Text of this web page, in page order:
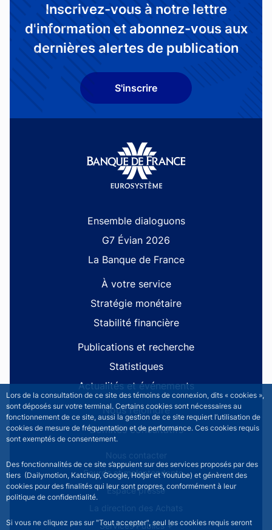
Lors de la consultation de ce site des témoins de connexion, dits « cookies »,
sont déposés sur votre terminal. Certains cookies sont nécessaires au
fonctionnement de ce site, aussi la gestion de ce site requiert l’utilisation de
cookies de mesure de fréquentation et de performance. Ces cookies requis
sont exemptés de consentement.
Des fonctionnalités de ce site s’appuient sur des services proposés par des
tiers (Dailymotion, Katchup, Google, Hotjar et Youtube) et génèrent des
cookies pour des finalités qui leur sont propres, conformément à leur
politique de confidentialité.
Si vous ne cliquez pas sur "Tout accepter", seul les cookies requis seront
Inscrivez-vous à notre lettre
d'information et abonnez-vous aux
dernières alertes de publication
S'inscrire
Site navigationEnsemble dialoguons
G7 Évian 2026
La Banque de France
À votre service
Stratégie monétaire
Stabilité financière
Publications et recherche
Statistiques
Actualités et événements
Nous rejoindre
Comités consultatifs
Footer secondary menuNous contacter
Sourds et malentendants
Espace presse
La direction des Achats
Services Publics +